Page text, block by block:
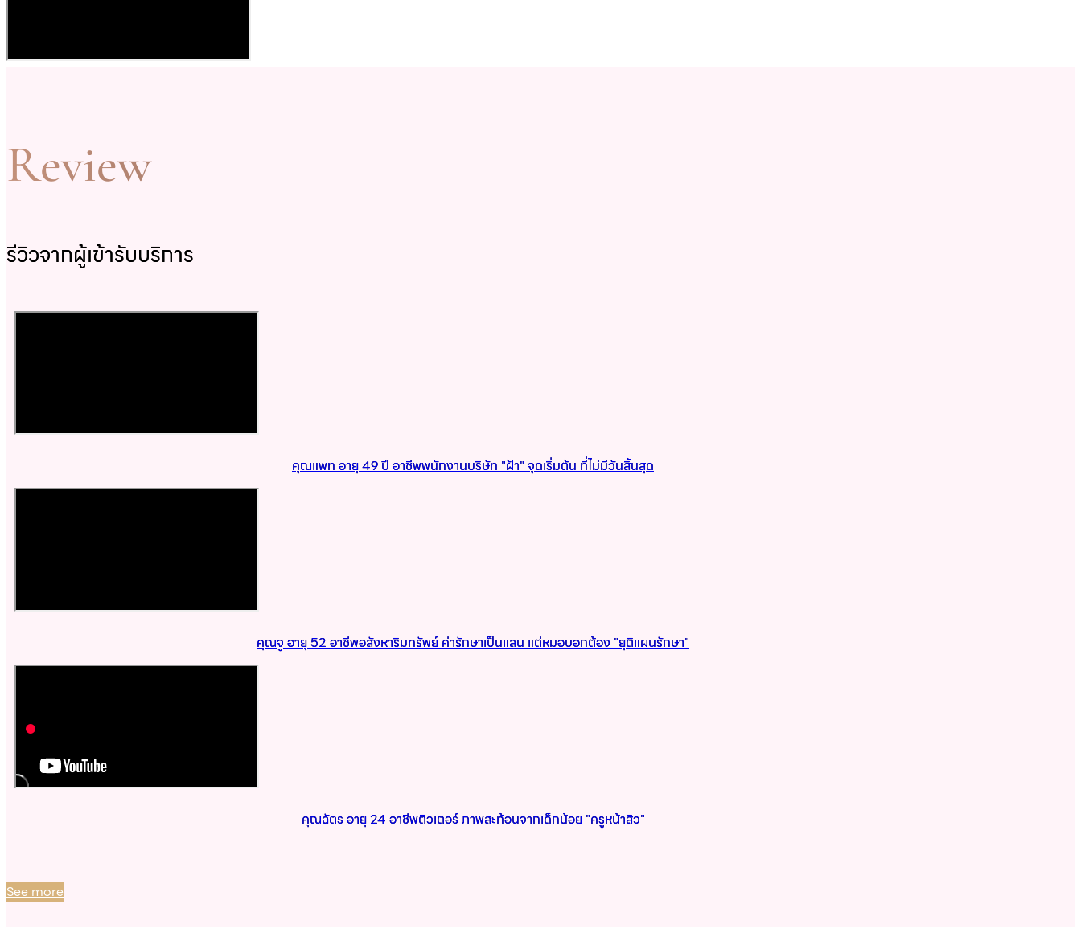
Review
รีวิวจากผู้เข้ารับบริการ
คุณแพท อายุ 49 ปี อาชีพพนักงานบริษัท "ฝ้า" จุดเริ่มต้น ที่ไม่มีวันสิ้นสุด
คุณจู อายุ 52 อาชีพอสังหาริมทรัพย์ ค่ารักษาเป็นแสน แต่หมอบอกต้อง "ยุติแผนรักษา"
คุณฉัตร อายุ 24 อาชีพติวเตอร์ ภาพสะท้อนจากเด็กน้อย "ครูหน้าสิว"
See more